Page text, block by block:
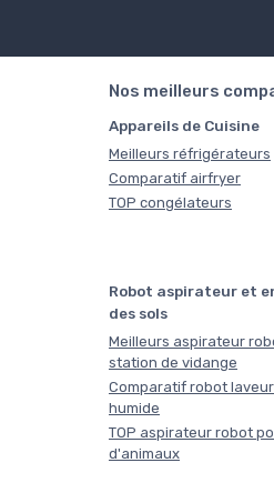
Nos meilleurs
Appareils de Cuisine
Meilleurs réfrigérateurs
Comparatif airfryer
TOP congélateurs
Robot aspirateur et
des sols
Meilleurs aspirateur
station de vidange
Comparatif robot
humide
TOP aspirateur robot
d'animaux